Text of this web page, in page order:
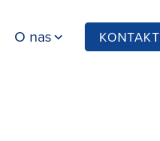
O nas KONTAKT